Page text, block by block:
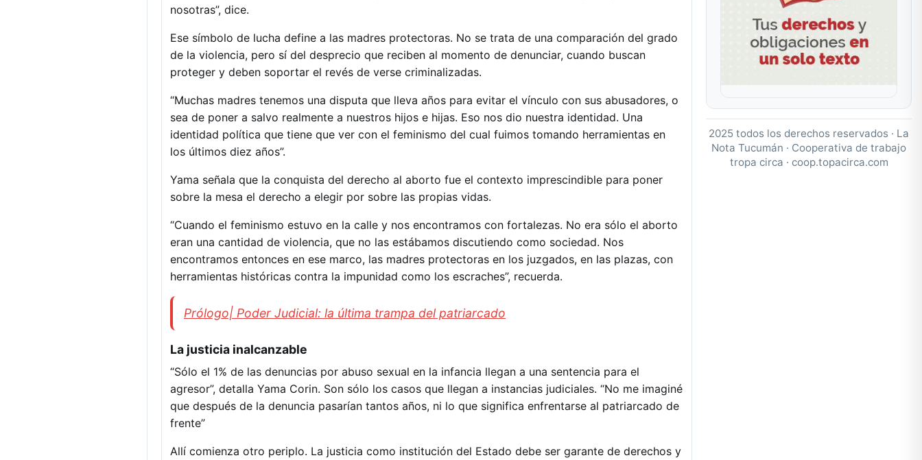
nosotras”, dice.
Ese símbolo de lucha define a las madres protectoras. No se trata de una comparación del grado
de la violencia, pero sí del desprecio que reciben al momento de denunciar, cuando buscan
proteger y deben soportar el revés de verse criminalizadas.
“Muchas madres tenemos una disputa que lleva años para evitar el vínculo con sus abusadores, o
sea de poner a salvo realmente a nuestros hijos e hijas. Eso nos dio nuestra identidad. Una
identidad política que tiene que ver con el feminismo del cual fuimos tomando herramientas en
los últimos diez años”.
Yama señala que la conquista del derecho al aborto fue el contexto imprescindible para poner
sobre la mesa el derecho a elegir por sobre las propias vidas.
“Cuando el feminismo estuvo en la calle y nos encontramos con fortalezas. No era sólo el aborto
eran una cantidad de violencia, que no las estábamos discutiendo como sociedad. Nos
encontramos entonces en ese marco, las madres protectoras en los juzgados, en las plazas, con
herramientas históricas contra la impunidad como los escraches”, recuerda.
Prólogo| Poder Judicial: la última trampa del patriarcado
La justicia inalcanzable
“Sólo el 1% de las denuncias por abuso sexual en la infancia llegan a una sentencia para el
agresor”, detalla Yama Corin. Son sólo los casos que llegan a instancias judiciales. “No me imaginé
que después de la denuncia pasarían tantos años, ni lo que significa enfrentarse al patriarcado de
frente”
Allí comienza otro periplo. La justicia como institución del Estado debe ser garante de derechos y
2025 todos los derechos reservados · La
Nota Tucumán · Cooperativa de trabajo
tropa circa · coop.topacirca.com